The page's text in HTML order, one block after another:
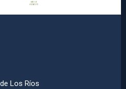
Los Ríos